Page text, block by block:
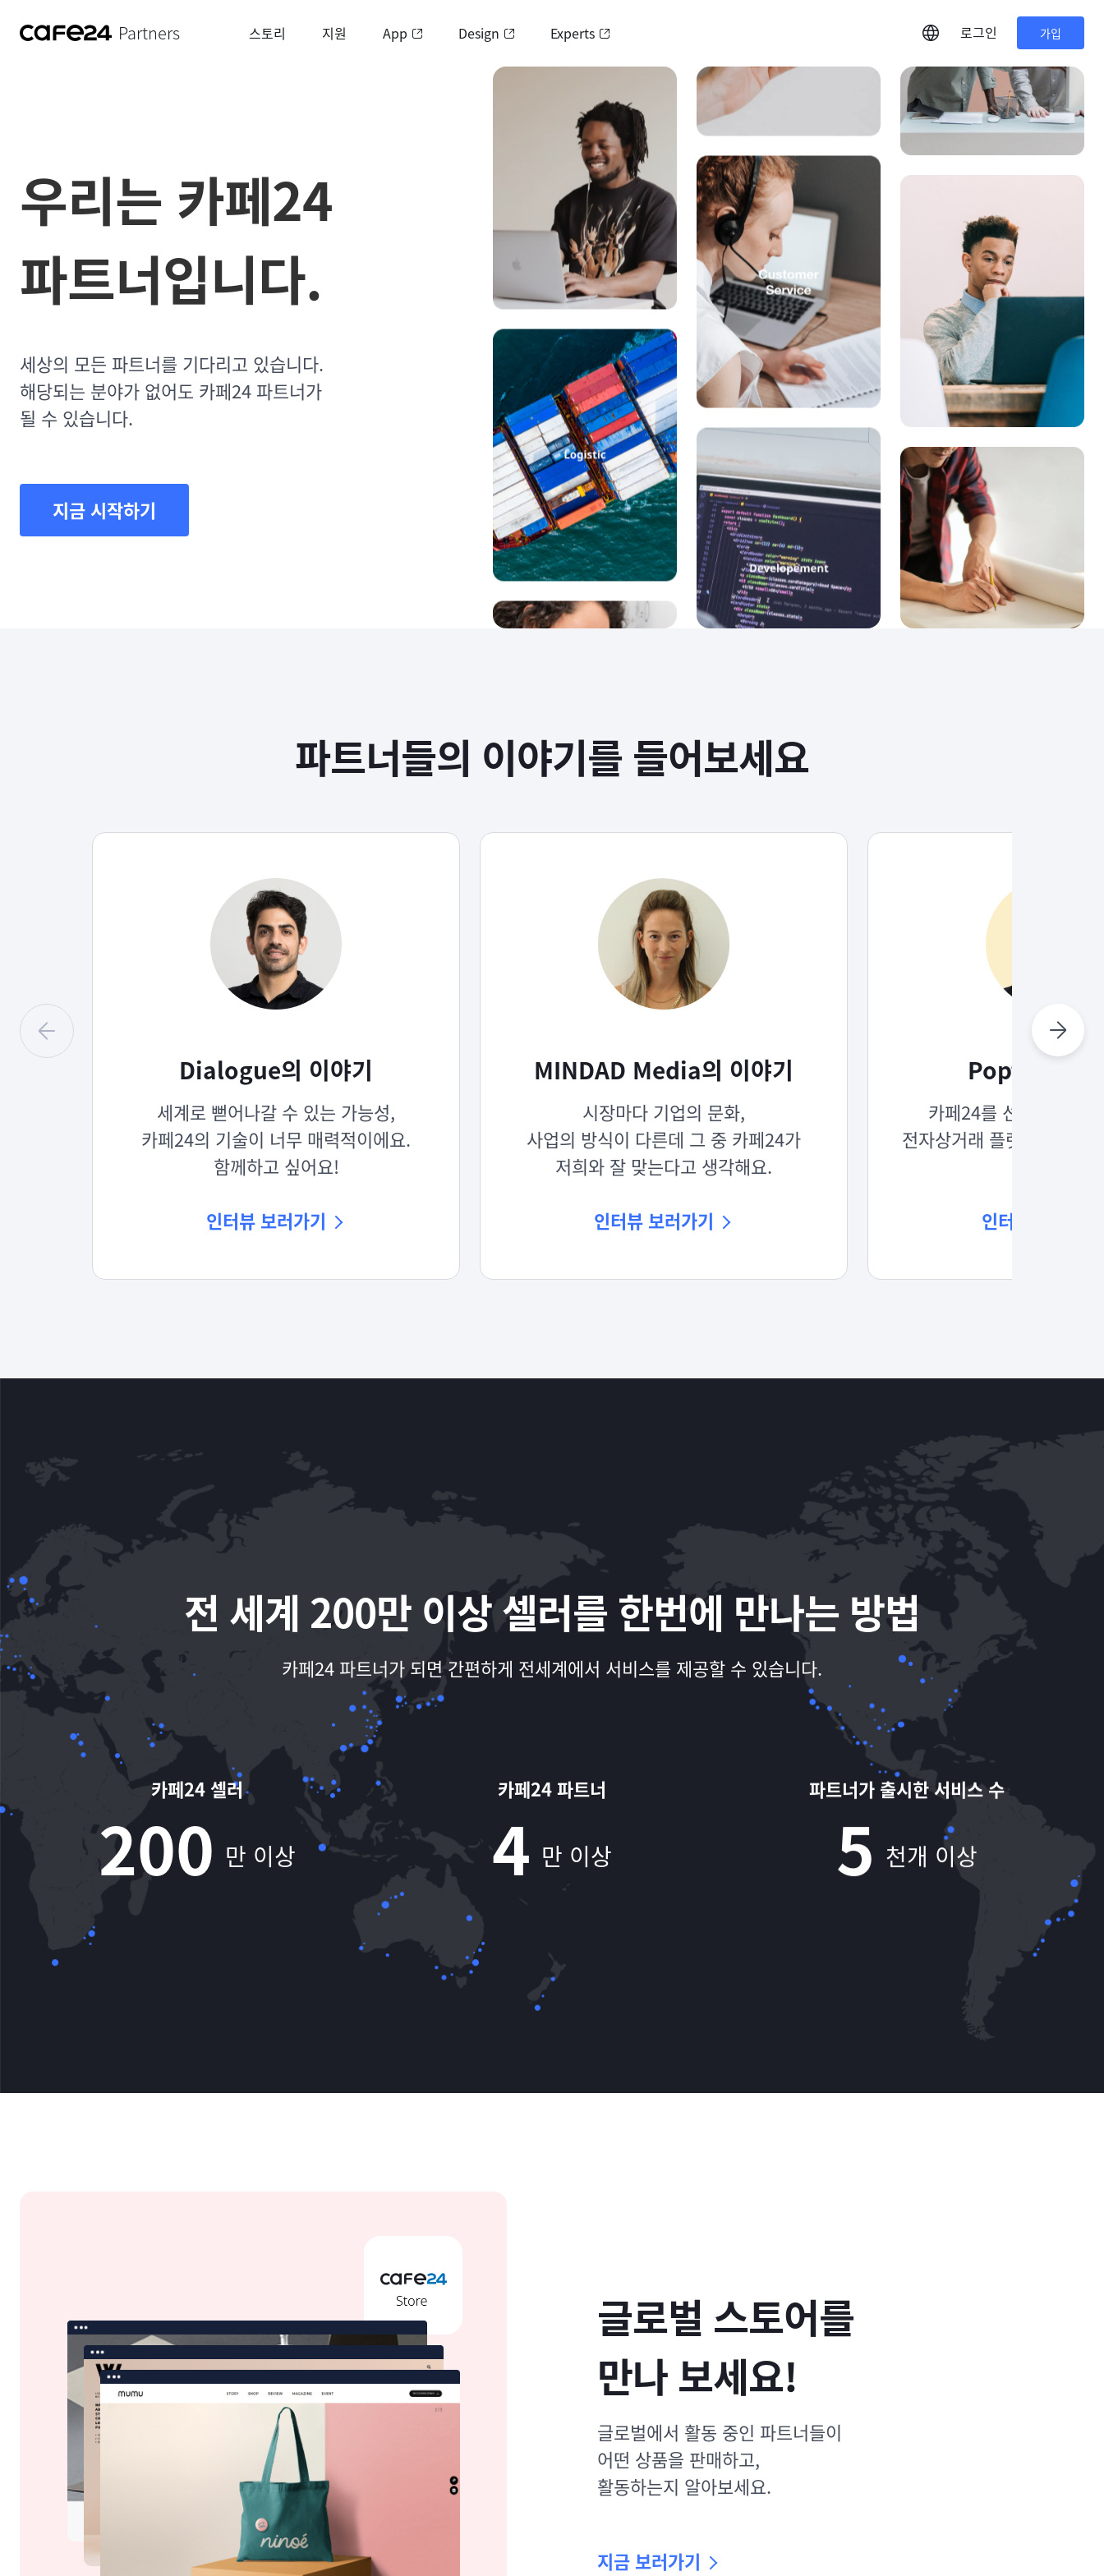
Partners 스토리 지원 App Design Experts
日本語
로그인 가입
우리는 카페24
파트너입니다.
세상의 모든 파트너를 기다리고 있습니다.
해당되는 분야가 없어도 카페24 파트너가
될 수 있습니다.
지금 시작하기
파트너들의 이야기를 들어보세요
Dialogue의 이야기
세계로 뻗어나갈 수 있는 가능성,
카페24의 기술이 너무 매력적이에요.
함께하고 싶어요!
인터뷰 보러가기
MINDAD Media의 이야기
시장마다 기업의 문화,
사업의 방식이 다른데 그 중 카페24가
저희와 잘 맞는다고 생각해요.
인터뷰 보러가기
Poptin의 이
카페24를 선택한 이유
전자상거래 플랫폼 회사이
인터뷰 보러가기
전 세계 200만 이상 셀러를 한번에 만나는 방법
카페24 파트너가 되면 간편하게 전세계에서 서비스를 제공할 수 있습니다.
카페24 셀러
200 만 이상
카페24 파트너
4 만 이상
파트너가 출시한 서비스 수
5 천개 이상
글로벌에서 활동 중인 파트너들이
어떤 상품을 판매하고,
활동하는지 알아보세요.
지금 보러가기